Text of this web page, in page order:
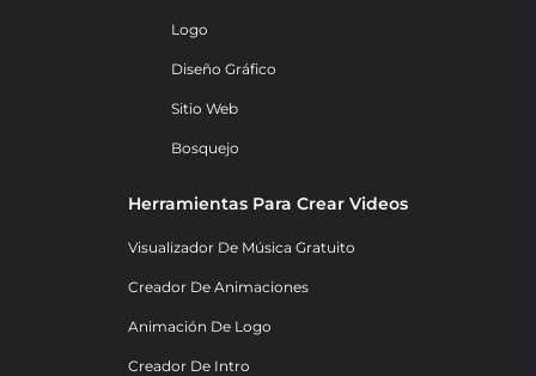
Logo
Diseño Gráfico
Sitio Web
Bosquejo
Herramientas Para Crear Videos
Visualizador De Música Gratuito
Creador De Animaciones
Animación De Logo
Creador De Intro